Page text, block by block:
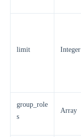
limit Integer
group_role
s
Array